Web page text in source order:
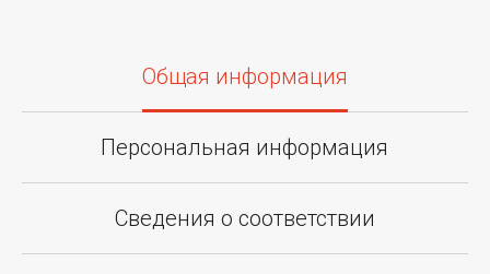
Общая информация
Персональная информация
Сведения о соответствии